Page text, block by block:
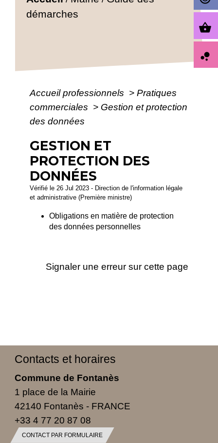
démarches
Accueil professionnels > Pratiques
commerciales > Gestion et protection
des données
GESTION ET
PROTECTION DES
DONNÉES
Vérifié le 26 Jul 2023 - Direction de l'information légale
et administrative (Première ministre)
Obligations en matière de protection
des données personnelles
Signaler une erreur sur cette page
shopping_basket
bubble_chart
Contacts et horaires
Commune de Fontanès
1 place de la Mairie
42140 Fontanès - FRANCE
+33 4 77 20 87 08
CONTACT PAR FORMULAIRE